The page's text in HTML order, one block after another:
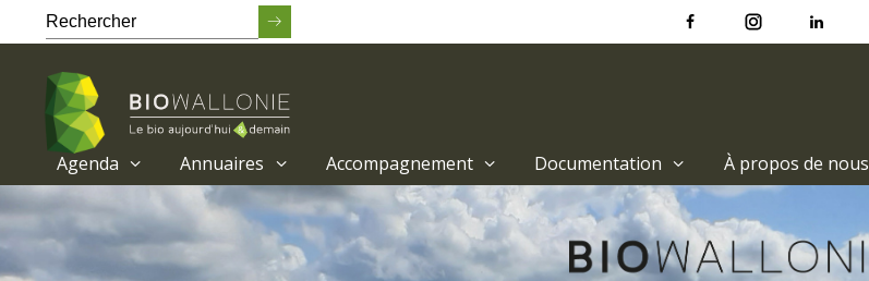
Passer
au
contenu
principal
Agenda Annuaires Accompagnement Documentation À propos de nous